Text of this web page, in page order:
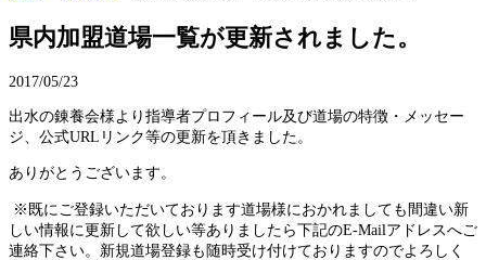
県内加盟道場一覧が更新されました。
2017/05/23
出水の錬養会様より指導者プロフィール及び道場の特徴・メッセー
ジ、公式URLリンク等の更新を頂きました。
ありがとうございます。
※既にご登録いただいております道場様におかれましても間違い新
しい情報に更新して欲しい等ありましたら下記のE-Mailアドレスへご
連絡下さい。新規道場登録も随時受け付けておりますのでよろしく